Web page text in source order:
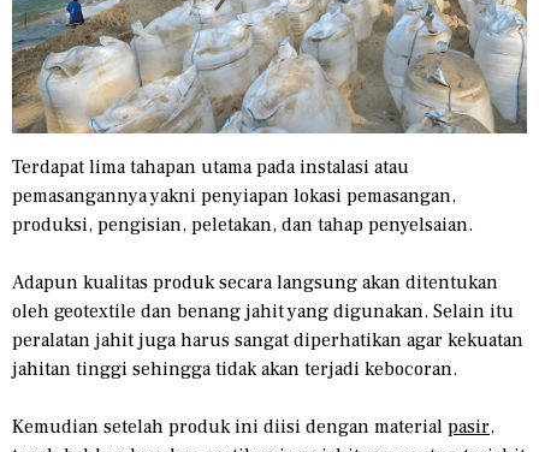
Terdapat lima tahapan utama pada instalasi atau
pemasangannya yakni penyiapan lokasi pemasangan,
produksi, pengisian, peletakan, dan tahap penyelsaian.
Adapun kualitas produk secara langsung akan ditentukan
oleh geotextile dan benang jahit yang digunakan. Selain itu
peralatan jahit juga harus sangat diperhatikan agar kekuatan
jahitan tinggi sehingga tidak akan terjadi kebocoran.
Kemudian setelah produk ini diisi dengan material pasir,